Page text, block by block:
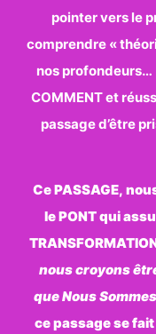
pointer vers le
comprendre «
nos
COMMENT et
passage d’être
Ce PASSAGE,
le PONT qui
nous croyons
que Nous
ce passage se